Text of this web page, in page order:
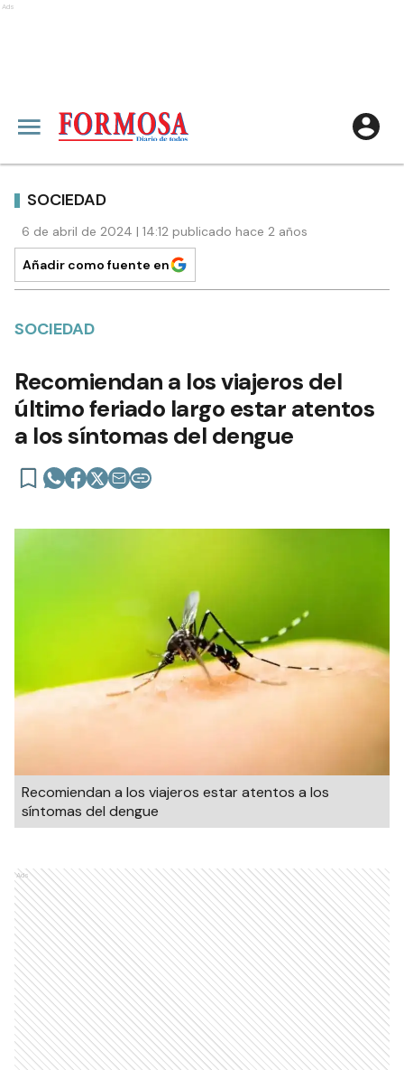
Ads
SOCIEDAD
6 de abril de 2024 | 14:12 publicado hace 2 años
Añadir como fuente en
SOCIEDAD
Recomiendan a los viajeros del
último feriado largo estar atentos
a los síntomas del dengue
Recomiendan a los viajeros estar atentos a los
síntomas del dengue
Ads